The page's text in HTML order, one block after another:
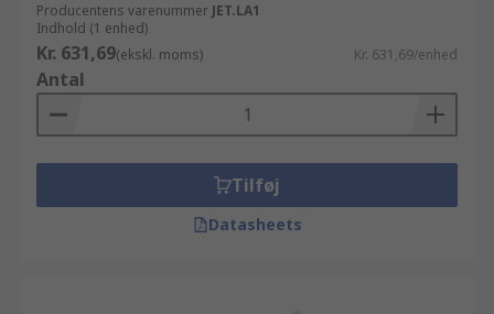
Producentens varenummer JET.LA1
Indhold (1 enhed)
Kr. 631,69(ekskl. moms) Kr. 631,69/enhed
Antal
Tilføj
Datasheets